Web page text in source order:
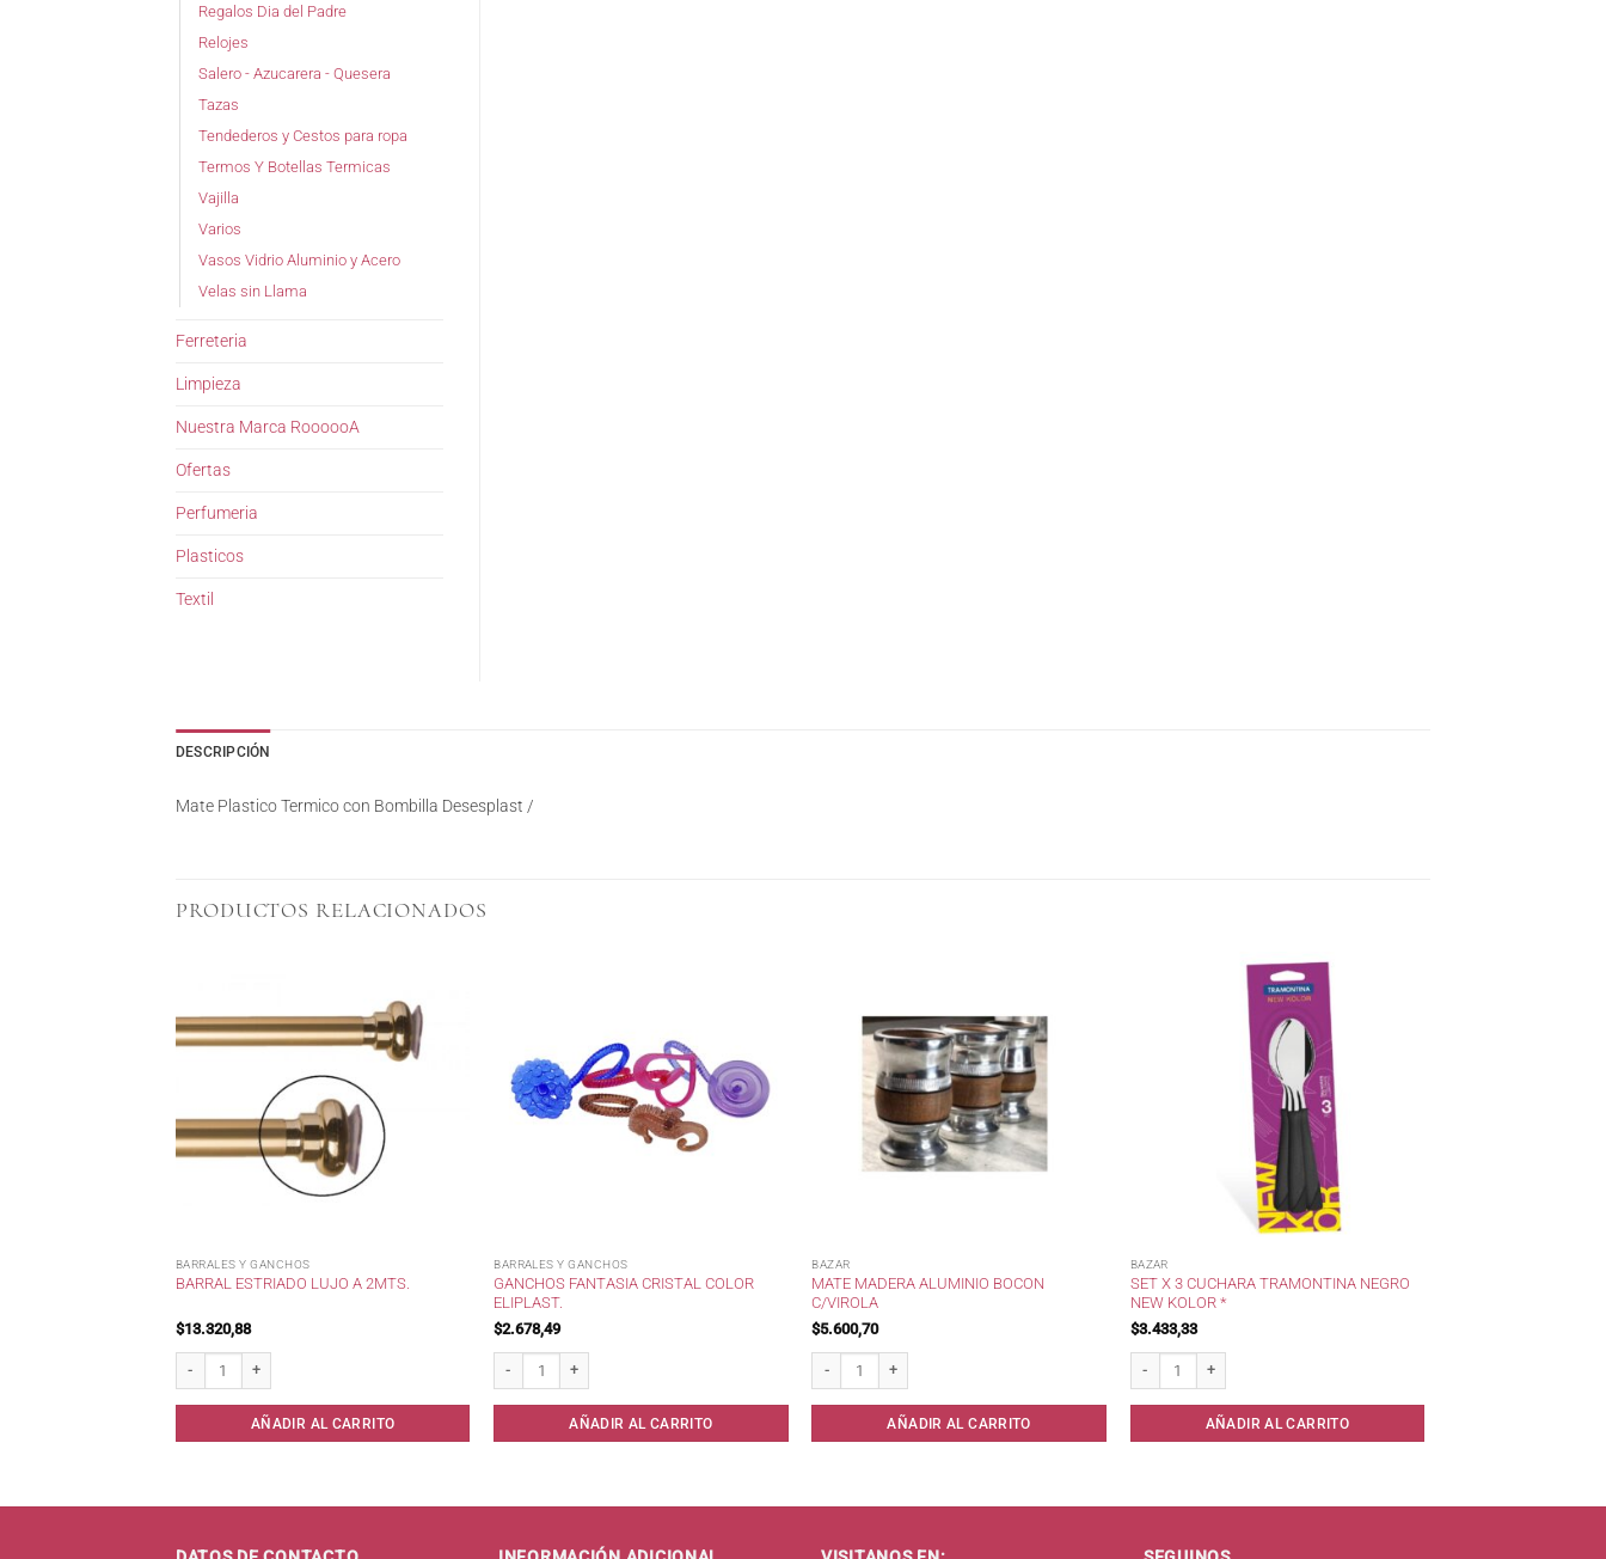
Regalos Dia del Padre
Relojes
Salero - Azucarera - Quesera
Tazas
Tendederos y Cestos para ropa
Termos Y Botellas Termicas
Vajilla
Varios
Vasos Vidrio Aluminio y Acero
Velas sin Llama
Ferreteria
Limpieza
Nuestra Marca RoooooA
Ofertas
Perfumeria
Plasticos
Textil
DESCRIPCIÓN
Mate Plastico Termico con Bombilla Desesplast /
PRODUCTOS RELACIONADOS
BARRALES Y GANCHOS
BARRAL ESTRIADO LUJO A 2MTS.
$13.320,88
AÑADIR AL CARRITO
BARRALES Y GANCHOS
GANCHOS FANTASIA CRISTAL COLOR
ELIPLAST.
$2.678,49
AÑADIR AL CARRITO
BAZAR
MATE MADERA ALUMINIO BOCON
C/VIROLA
$5.600,70
AÑADIR AL CARRITO
BAZAR
SET X 3 CUCHARA TRAMONTINA NEGRO
NEW KOLOR *
$3.433,33
AÑADIR AL CARRITO